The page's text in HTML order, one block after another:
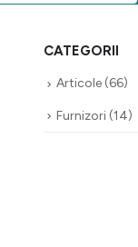
CATEGORII
Articole (66)
Furnizori (14)